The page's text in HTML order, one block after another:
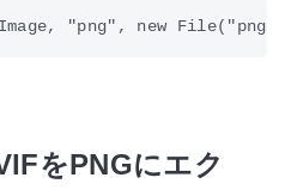
をPNGにエク